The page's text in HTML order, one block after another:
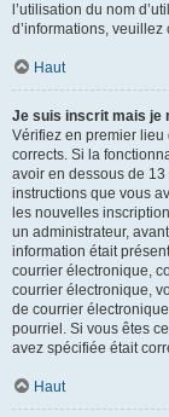
l’utilisation du nom
d’informations,
Haut
Je suis inscrit mais je
Vérifiez en premier lieu
corrects. Si la
avoir en dessous de
instructions que vous
les nouvelles
un administrateur,
information était
courrier électronique,
courrier électronique,
de courrier
pourriel. Si vous êtes
avez spécifiée était
Haut